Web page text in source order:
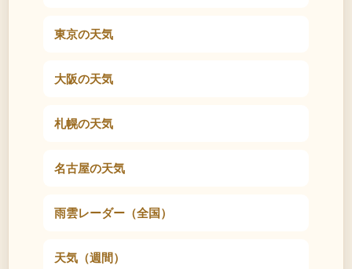
東京の天気
大阪の天気
札幌の天気
名古屋の天気
雨雲レーダー（全国）
天気（週間）